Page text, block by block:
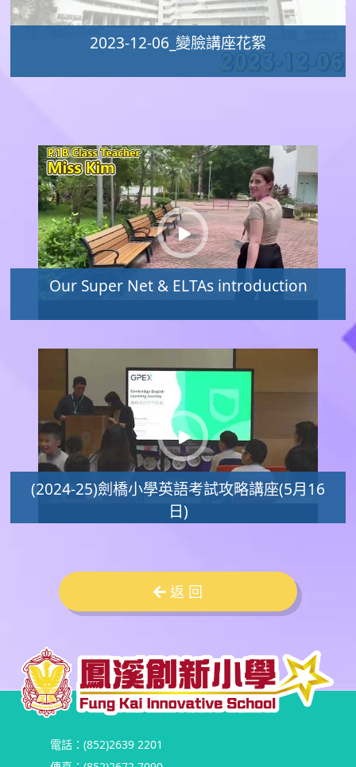
2023-12-06_變臉講座花絮
Our Super Net & ELTAs introduction
(2024-25)劍橋小學英語考試攻略講座(5月16
日)
返 回
電話：(852)2639 2201